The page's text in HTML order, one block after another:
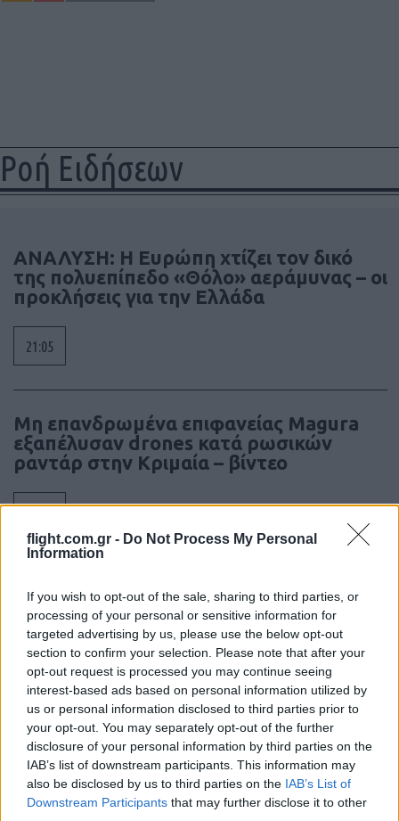
flight.com.gr - Do Not Process My Personal
Information
If you wish to opt-out of the sale, sharing to third parties, or
processing of your personal or sensitive information for
targeted advertising by us, please use the below opt-out
section to confirm your selection. Please note that after your
opt-out request is processed you may continue seeing
interest-based ads based on personal information utilized by
us or personal information disclosed to third parties prior to
your opt-out. You may separately opt-out of the further
disclosure of your personal information by third parties on the
IAB’s list of downstream participants. This information may
also be disclosed by us to third parties on the IAB’s List of
Downstream Participants that may further disclose it to other
Ροή Ειδήσεων
ΑΝΑΛΥΣΗ: Η Ευρώπη χτίζει τον δικό
της πολυεπίπεδο «Θόλο» αεράμυνας – οι
προκλήσεις για την Ελλάδα
21:05
Μη επανδρωμένα επιφανείας Magura
εξαπέλυσαν drones κατά ρωσικών
ραντάρ στην Κριμαία – βίντεο
20:20
ΣΑΝ ΣΗΜΕΡΑ – 26 Ιουλίου/7 Αυγούστου
1822: Μάχη των Δερβενακίων, ο
Κολοκοτρώνης συντρίβει τον Δράμαλη
20:01
H Saab πάει για διπλασιασμό της
παραγωγής των Gripen